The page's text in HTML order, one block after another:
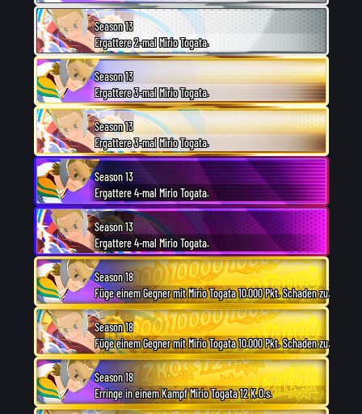
Season 13
Ergattere 2-mal Mirio Togata.
Season 13
Ergattere 3-mal Mirio Togata.
Season 13
Ergattere 3-mal Mirio Togata.
Season 13
Ergattere 4-mal Mirio Togata.
Season 13
Ergattere 4-mal Mirio Togata.
Season 18
Füge einem Gegner mit Mirio Togata 10.000 Pkt. Schaden zu.
Season 18
Füge einem Gegner mit Mirio Togata 10.000 Pkt. Schaden zu.
Season 18
Erringe in einem Kampf Mirio Togata 12 K.O.s.